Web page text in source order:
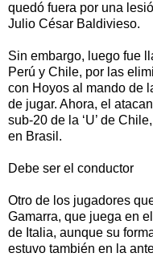
quedó fuera por una
Julio César Baldivieso.
Sin embargo, luego fue
Perú y Chile, por las
con Hoyos al mando de
de jugar. Ahora, el
sub-20 de la ‘U’ de
en Brasil.
Debe ser el conductor
Otro de los jugadores
Gamarra, que juega en
de Italia, aunque su
estuvo también en la